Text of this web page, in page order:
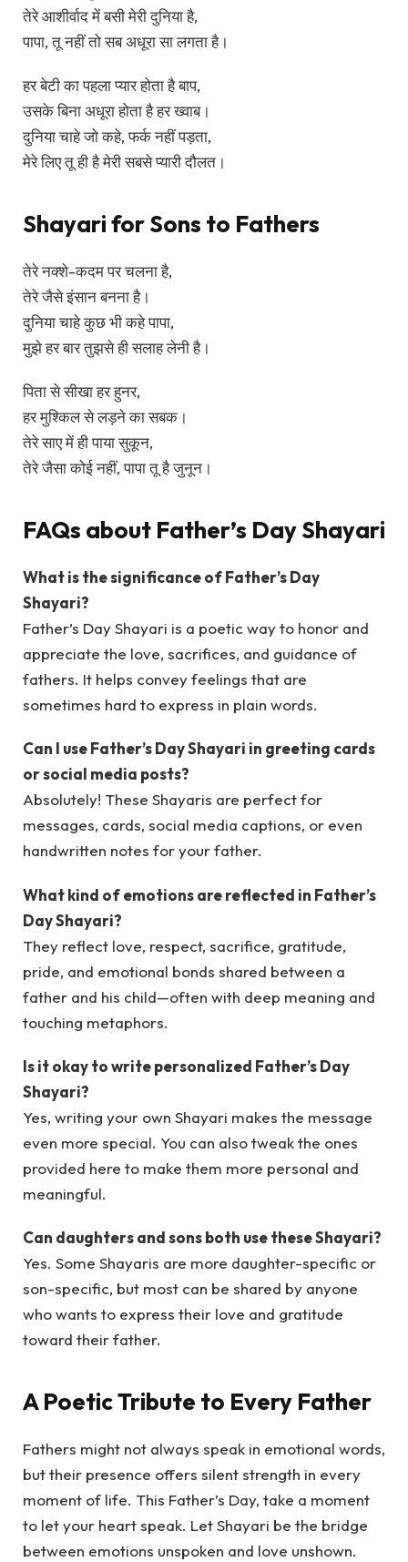
तेरे आशीर्वाद में बसी मेरी दुनिया है,
पापा, तू नहीं तो सब अधूरा सा लगता है।
हर बेटी का पहला प्यार होता है बाप,
उसके बिना अधूरा होता है हर ख्वाब।
दुनिया चाहे जो कहे, फर्क नहीं पड़ता,
मेरे लिए तू ही है मेरी सबसे प्यारी दौलत।
Shayari for Sons to Fathers
तेरे नक्शे-कदम पर चलना है,
तेरे जैसे इंसान बनना है।
दुनिया चाहे कुछ भी कहे पापा,
मुझे हर बार तुझसे ही सलाह लेनी है।
पिता से सीखा हर हुनर,
हर मुश्किल से लड़ने का सबक।
तेरे साए में ही पाया सुकून,
तेरे जैसा कोई नहीं, पापा तू है जुनून।
FAQs about Father’s Day Shayari
What is the significance of Father’s Day
Shayari?
Father’s Day Shayari is a poetic way to honor and
appreciate the love, sacrifices, and guidance of
fathers. It helps convey feelings that are
sometimes hard to express in plain words.
Can I use Father’s Day Shayari in greeting cards
or social media posts?
Absolutely! These Shayaris are perfect for
messages, cards, social media captions, or even
handwritten notes for your father.
What kind of emotions are reflected in Father’s
Day Shayari?
They reflect love, respect, sacrifice, gratitude,
pride, and emotional bonds shared between a
father and his child—often with deep meaning and
touching metaphors.
Is it okay to write personalized Father’s Day
Shayari?
Yes, writing your own Shayari makes the message
even more special. You can also tweak the ones
provided here to make them more personal and
meaningful.
Can daughters and sons both use these Shayari?
Yes. Some Shayaris are more daughter-specific or
son-specific, but most can be shared by anyone
who wants to express their love and gratitude
toward their father.
A Poetic Tribute to Every Father
Fathers might not always speak in emotional words,
but their presence offers silent strength in every
moment of life. This Father’s Day, take a moment
to let your heart speak. Let Shayari be the bridge
between emotions unspoken and love unshown.